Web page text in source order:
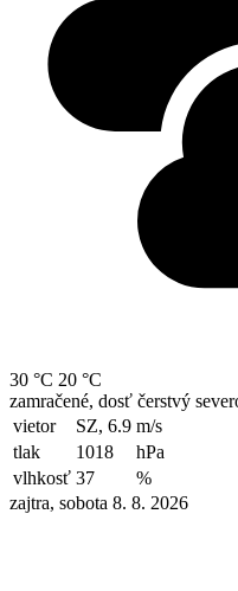
30 °C 20 °C
zamračené, dosť čerstvý
vietor
SZ, 6.9 m/s
tlak
1018
hPa
vlhkosť 37
%
zajtra, sobota 8. 8. 2026